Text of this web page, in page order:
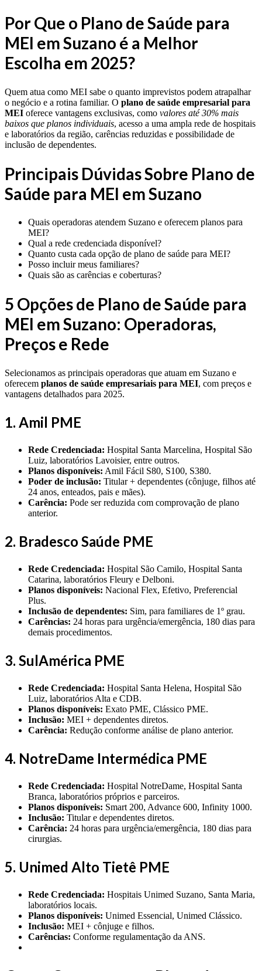
Por Que o Plano de Saúde para
MEI em Suzano é a Melhor
Escolha em 2025?
Quem atua como MEI sabe o quanto imprevistos podem atrapalhar
o negócio e a rotina familiar. O plano de saúde empresarial para
MEI oferece vantagens exclusivas, como valores até 30% mais
baixos que planos individuais, acesso a uma ampla rede de hospitais
e laboratórios da região, carências reduzidas e possibilidade de
inclusão de dependentes.
Principais Dúvidas Sobre Plano de
Saúde para MEI em Suzano
Quais operadoras atendem Suzano e oferecem planos para
MEI?
Qual a rede credenciada disponível?
Quanto custa cada opção de plano de saúde para MEI?
Posso incluir meus familiares?
Quais são as carências e coberturas?
5 Opções de Plano de Saúde para
MEI em Suzano: Operadoras,
Preços e Rede
Selecionamos as principais operadoras que atuam em Suzano e
oferecem planos de saúde empresariais para MEI, com preços e
vantagens detalhados para 2025.
1. Amil PME
Rede Credenciada: Hospital Santa Marcelina, Hospital São
Luiz, laboratórios Lavoisier, entre outros.
Planos disponíveis: Amil Fácil S80, S100, S380.
Poder de inclusão: Titular + dependentes (cônjuge, filhos até
24 anos, enteados, pais e mães).
Carência: Pode ser reduzida com comprovação de plano
anterior.
2. Bradesco Saúde PME
Rede Credenciada: Hospital São Camilo, Hospital Santa
Catarina, laboratórios Fleury e Delboni.
Planos disponíveis: Nacional Flex, Efetivo, Preferencial
Plus.
Inclusão de dependentes: Sim, para familiares de 1º grau.
Carências: 24 horas para urgência/emergência, 180 dias para
demais procedimentos.
3. SulAmérica PME
Rede Credenciada: Hospital Santa Helena, Hospital São
Luiz, laboratórios Alta e CDB.
Planos disponíveis: Exato PME, Clássico PME.
Inclusão: MEI + dependentes diretos.
Carência: Redução conforme análise de plano anterior.
4. NotreDame Intermédica PME
Rede Credenciada: Hospital NotreDame, Hospital Santa
Branca, laboratórios próprios e parceiros.
Planos disponíveis: Smart 200, Advance 600, Infinity 1000.
Inclusão: Titular e dependentes diretos.
Carência: 24 horas para urgência/emergência, 180 dias para
cirurgias.
5. Unimed Alto Tietê PME
Rede Credenciada: Hospitais Unimed Suzano, Santa Maria,
laboratórios locais.
Planos disponíveis: Unimed Essencial, Unimed Clássico.
Inclusão: MEI + cônjuge e filhos.
Carências: Conforme regulamentação da ANS.